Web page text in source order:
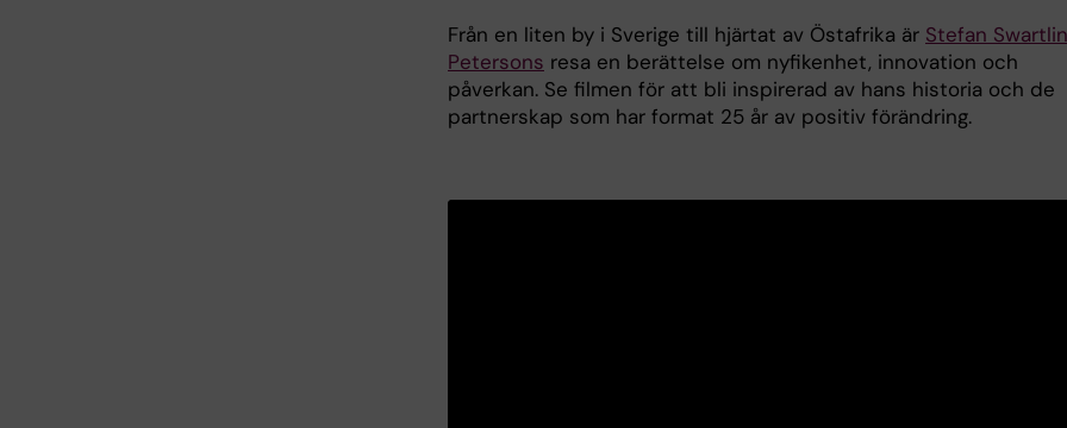
Från en liten by i Sverige till hjärtat av Östafrika är Stefan
Petersons resa en berättelse om nyfikenhet, innovation och
påverkan. Se filmen för att bli inspirerad av hans historia och de
partnerskap som har format 25 år av positiv förändring.